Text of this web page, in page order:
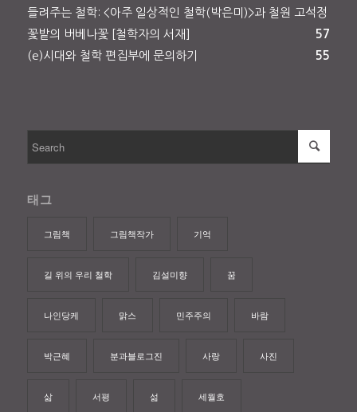
들려주는 철학: <아주 일상적인 철학(박은미)>과 철원 고석정
꽃밭의 버베나꽃 [철학자의 서재]
57
(e)시대와 철학 편집부에 문의하기
55
태그
그림책 그림책작가 기억
길 위의 우리 철학 김설미향 꿈
나인당케 맑스 민주주의 바람
박근혜 분과블로그진 사랑 사진
삶 서평 섦 세월호